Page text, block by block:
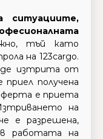
ситуациите,
тъй като
на 123cargo.
изтрита от
получена
е приета
на
е разрешена,
в работата на